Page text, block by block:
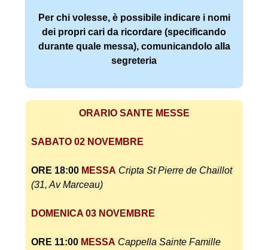
Per chi volesse, è possibile indicare i nomi
dei propri cari da ricordare (specificando
durante quale messa), comunicandolo alla
segreteria
ORARIO SANTE MESSE
SABATO 02 NOVEMBRE
ORE 18:00 MESSA Cripta St Pierre de Chaillot
(31, Av Marceau)
DOMENICA 03 NOVEMBRE
ORE 11:00 MESSA Cappella Sainte Famille